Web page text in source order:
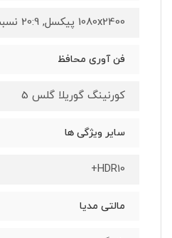
1080x2400 پیکسل, 20:9 نسبت (~395 ppi تراکم)
فن آوری محافظ
کورنینگ گوریلا گلس 5
سایر ویژگی ها
HDR10+
مالتی مدیا